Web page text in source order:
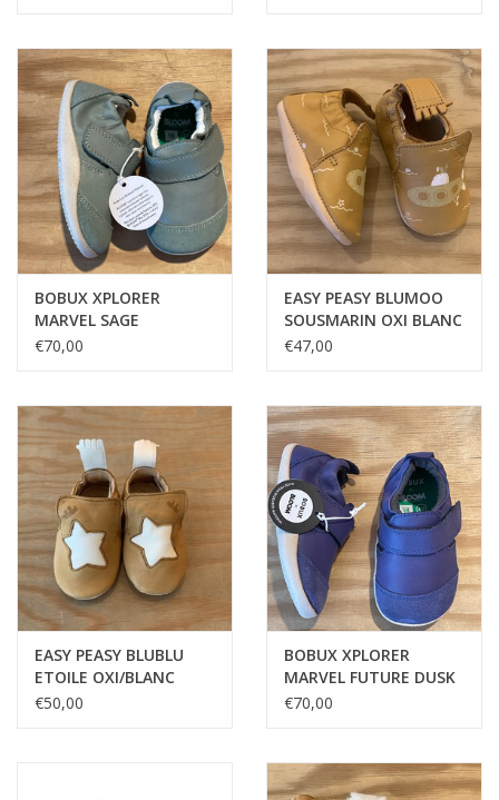
BOBUX XPLORER
MARVEL SAGE
€70,00
EASY PEASY BLUMOO
SOUSMARIN OXI BLANC
€47,00
EASY PEASY BLUBLU
ETOILE OXI/BLANC
€50,00
BOBUX XPLORER
MARVEL FUTURE DUSK
€70,00